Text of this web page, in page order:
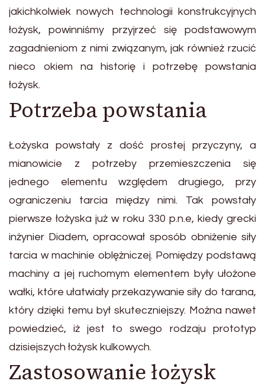
jakichkolwiek nowych technologii konstrukcyjnych
łożysk, powinniśmy przyjrzeć się podstawowym
zagadnieniom z nimi związanym, jak również rzucić
nieco okiem na historię i potrzebę powstania
łożysk.
Potrzeba powstania
Łożyska powstały z dość prostej przyczyny, a
mianowicie z potrzeby przemieszczenia się
jednego elementu względem drugiego, przy
ograniczeniu tarcia między nimi. Tak powstały
pierwsze łożyska już w roku 330 p.n.e, kiedy grecki
inżynier Diadem, opracował sposób obniżenie siły
tarcia w machinie oblężniczej. Pomiędzy podstawą
machiny a jej ruchomym elementem były ułożone
wałki, które ułatwiały przekazywanie siły do tarana,
który dzięki temu był skuteczniejszy. Można nawet
powiedzieć, iż jest to swego rodzaju prototyp
dzisiejszych łożysk kulkowych.
Zastosowanie łożysk